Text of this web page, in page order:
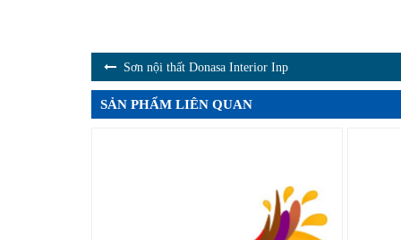
Sơn nội thất Donasa Interior Inp
SẢN PHẨM LIÊN QUAN